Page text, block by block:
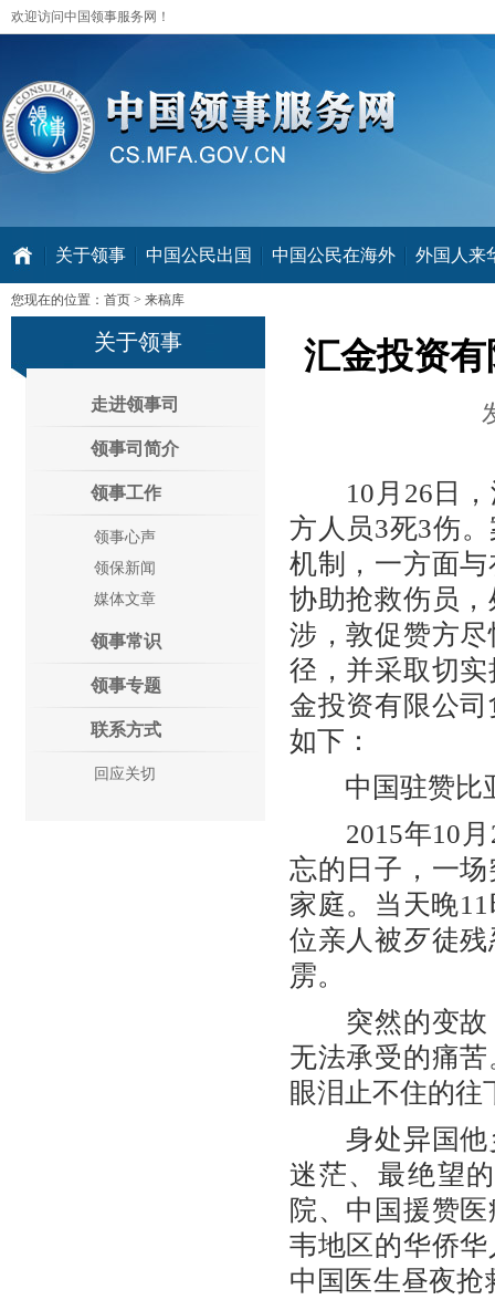
欢迎访问中国领事服务网！
关于领事 中国公民出国 中国公民在海外 外国人来
您现在的位置： 首页 > 来稿库
关于领事
走进领事司
领事司简介
领事工作
领事心声
领保新闻
媒体文章
领事常识
领事专题
联系方式
回应关切
汇金投资
10月26日，
方人员3死3伤
机制，一方面
协助抢救伤员
涉，敦促赞方
径，并采取切
金投资有限公
如下：
中国驻赞比
2015年10月
忘的日子，一
家庭。当天晚
位亲人被歹徒
雳。
突然的变故，
无法承受的痛
眼泪止不住的往
身处异国他乡
迷茫、最绝望
院、中国援赞
韦地区的华侨
中国医生昼夜